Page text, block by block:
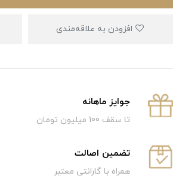
جوایز ماهانه
تا سقف 100 میلیون تومان
تضمین اصالت
همراه با گارانتی معتبر